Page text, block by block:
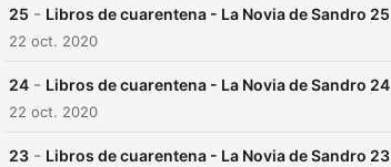
25 - Libros de cuarentena - La Novia de Sandro 25
22 oct. 2020
24 - Libros de cuarentena - La Novia de Sandro 24
22 oct. 2020
23 - Libros de cuarentena - La Novia de Sandro 23